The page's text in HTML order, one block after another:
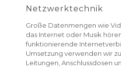
Netzwerktechnik
Große Datenmengen wie
das Internet oder Musik
funktionierende
Umsetzung verwenden wir
Leitungen, Anschlussdosen